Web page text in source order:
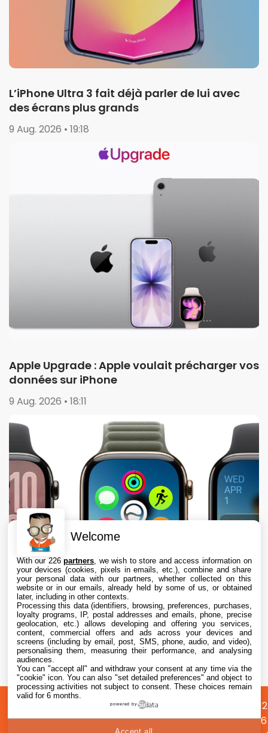
L’iPhone Ultra 3 fait déjà parler de lui avec
des écrans plus grands
9 Aug. 2026 • 19:18
Apple Upgrade : Apple voulait précharger vos
données sur iPhone
9 Aug. 2026 • 18:11
Apple envisage une refonte radicale de
l’Apple Watch, dont des écrans ronds
9 Aug. 2026 • 17:35
propos
Préférences
cookies
Confidentialité
©
2026
Welcome
With our 226partners , we wish to store and access information on
your devices (cookies, pixels in emails, etc.), combine and share
your personal data with our partners, whether collected on this
website or in our emails, already held by some of us, or obtained
later, including in other contexts.
Processing this data (identifiers, browsing, preferences, purchases,
loyalty programs, IP, postal addresses and emails, phone, precise
geolocation, etc.) allows developing and offering you services,
content, commercial offers and ads across your devices and
screens (including by email, post, SMS, phone, audio, and video),
personalising them, measuring their performance, and analysing
audiences.
You can "accept all" and withdraw your consent at any time via the
"cookie" icon. You can also "set detailed preferences" and object to
processing activities not subject to consent. These choices remain
valid for 6 months.
powered by
Accept all